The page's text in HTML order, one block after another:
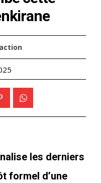
les derniers
formel d’une